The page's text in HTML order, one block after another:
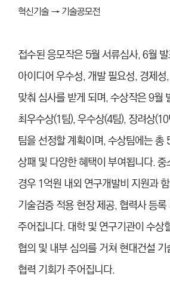
혁신기술 → 기술공모전
접수된 응모작은 5월 서류심사, 6월
아이디어 우수성, 개발 필요성, 경제
맞춰 심사를 받게 되며, 수상작은 9월
최우수상(1팀), 우수상(4팀), 장려상
팀을 선정할 계획이며, 수상팀에는 총
상패 및 다양한 혜택이 부여됩니다.
경우 1억원 내외 연구개발비 지원과
기술검증 적용 현장 제공, 협력사 등
주어집니다. 대학 및 연구기관이 수상
협의 및 내부 심의를 거쳐 현대건설
협력 기회가 주어집니다.